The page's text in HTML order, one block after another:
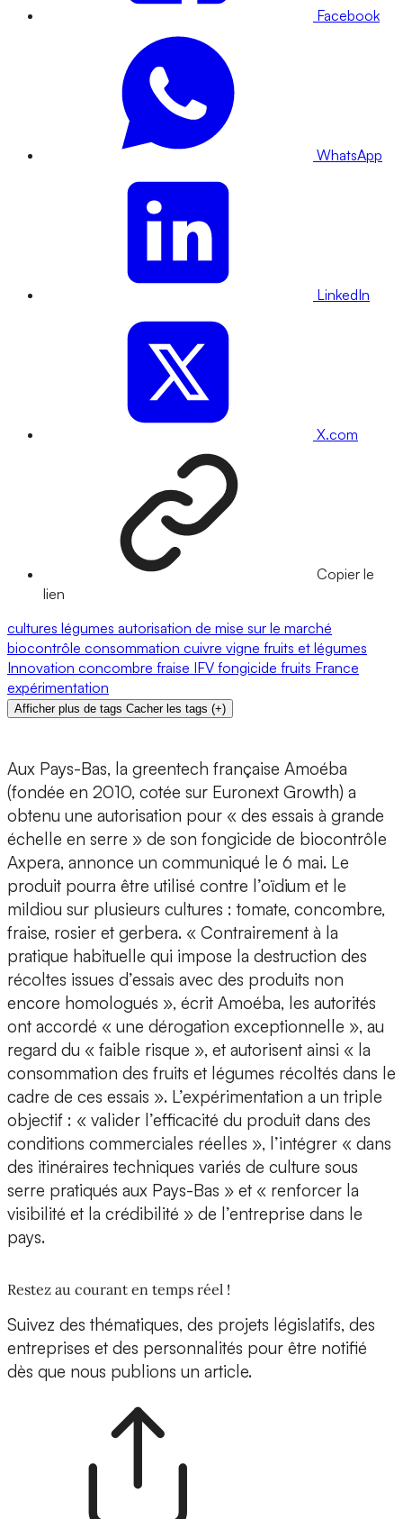
Facebook
WhatsApp
LinkedIn
X.com
Copier le
lien
cultures légumes autorisation de mise sur le marché
biocontrôle consommation cuivre vigne fruits et légumes
Innovation concombre fraise IFV fongicide fruits France
expérimentation
Afficher plus de tags Cacher les tags (+)
Aux Pays-Bas, la greentech française Amoéba
(fondée en 2010, cotée sur Euronext Growth) a
obtenu une autorisation pour « des essais à grande
échelle en serre » de son fongicide de biocontrôle
Axpera, annonce un communiqué le 6 mai. Le
produit pourra être utilisé contre l’oïdium et le
mildiou sur plusieurs cultures : tomate, concombre,
fraise, rosier et gerbera. « Contrairement à la
pratique habituelle qui impose la destruction des
récoltes issues d’essais avec des produits non
encore homologués », écrit Amoéba, les autorités
ont accordé « une dérogation exceptionnelle », au
regard du « faible risque », et autorisent ainsi « la
consommation des fruits et légumes récoltés dans le
cadre de ces essais ». L’expérimentation a un triple
objectif : « valider l’efficacité du produit dans des
conditions commerciales réelles », l’intégrer « dans
des itinéraires techniques variés de culture sous
serre pratiqués aux Pays-Bas » et « renforcer la
visibilité et la crédibilité » de l’entreprise dans le
pays.
Restez au courant en temps réel !
Suivez des thématiques, des projets législatifs, des
entreprises et des personnalités pour être notifié
dès que nous publions un article.